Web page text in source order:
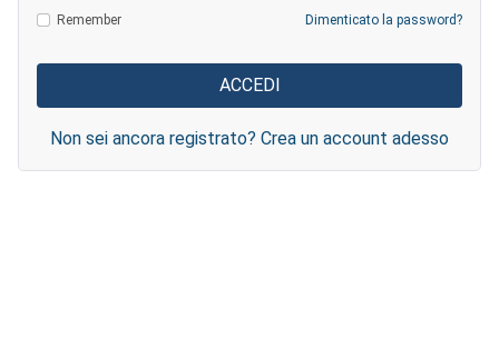
Remember Dimenticato la password?
Non sei ancora registrato? Crea un account adesso